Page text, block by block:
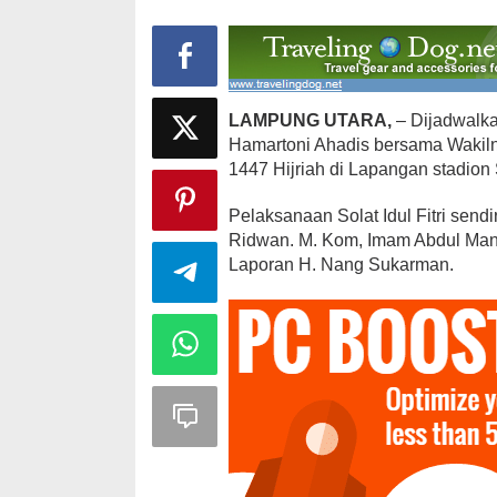
LAMPUNG UTARA, –
Hamartoni Ahadis bersama
1447 Hijriah di Lapangan stadion
Pelaksanaan Solat Idul Fitri
Ridwan. M. Kom, Imam Abdul
Laporan H. Nang Sukarman.